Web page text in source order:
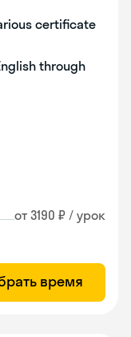
certificate
through
от 3190 ₽ / урок
время